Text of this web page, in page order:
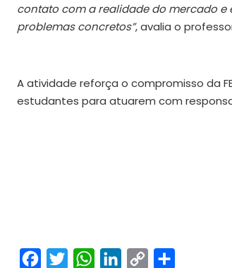
contato com a realidade do mercado e
problemas concretos”, avalia o
A atividade reforça o compromisso da
estudantes para atuarem com
FacebookTwitterWhatsAppLinkedIn
Copy